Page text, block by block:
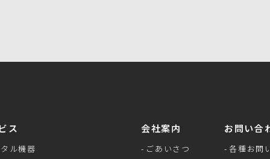
ス
ル機器
会社案内
ごあいさつ
お問い合
各種お問